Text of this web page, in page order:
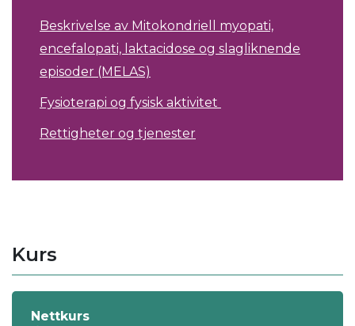
Beskrivelse av Mitokondriell myopati,
encefalopati, laktacidose og slagliknende
episoder (MELAS)
Fysioterapi og fysisk aktivitet
Rettigheter og tjenester
Kurs
Nettkurs